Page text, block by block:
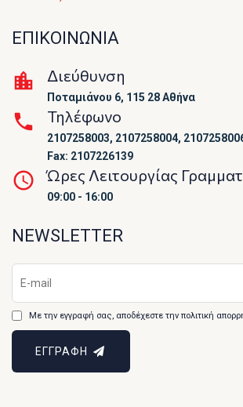
ΕΠΙΚΟΙΝΩΝΙΑ
Διεύθυνση
Ποταμιάνου 6, 115 28 Αθήνα
Τηλέφωνο
2107258003, 2107258004,
Fax: 2107226139
Ώρες Λειτουργίας
09:00 - 16:00
NEWSLETTER
Με την εγγραφή σας, αποδέχεστε την πολιτική
ΕΓΓΡΑΦΗ